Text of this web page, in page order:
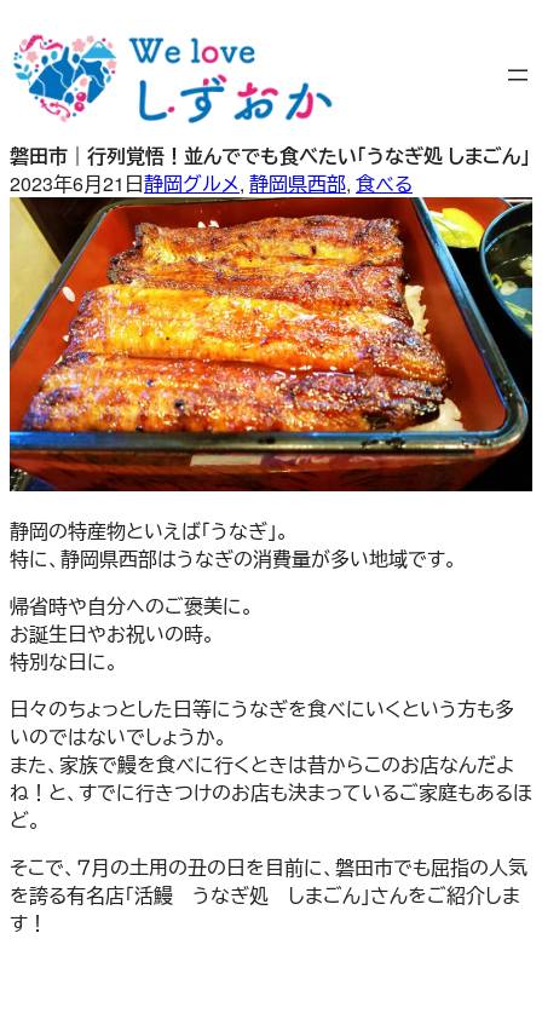
容
を
ッ
プ
磐田市｜行列覚悟！並んででも食べたい「うなぎ処 しまごん」
2023年6月21日静岡グルメ, 静岡県西部, 食べる
静岡の特産物といえば「うなぎ」。
特に、静岡県西部はうなぎの消費量が多い地域です。
帰省時や自分へのご褒美に。
お誕生日やお祝いの時。
特別な日に。
日々のちょっとした日等にうなぎを食べにいくという方も多
いのではないでしょうか。
また、家族で鰻を食べに行くときは昔からこのお店なんだよ
ね！と、すでに行きつけのお店も決まっているご家庭もあるほ
ど。
そこで、７月の土用の丑の日を目前に、磐田市でも屈指の人気
を誇る有名店「活鰻 うなぎ処 しまごん」さんをご紹介しま
す！